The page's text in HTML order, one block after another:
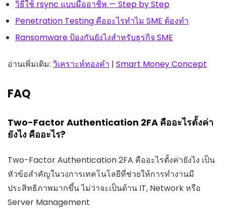
วิธีใช้ rsync แบบมืออาชีพ — Step by Step
Penetration Testing คืออะไรทำไม SME ต้องทำ
Ransomware ป้องกันยังไงสำหรับธุรกิจ SME
อ่านเพิ่มเติม: วิเคราะห์ทองคำ | Smart Money Concept
FAQ
Two-Factor Authentication 2FA คืออะไรตั้งค่า
ยังไง คืออะไร?
Two-Factor Authentication 2FA คืออะไรตั้งค่ายังไง เป็น
หัวข้อสำคัญในวงการเทคโนโลยีที่ช่วยให้การทำงานมี
ประสิทธิภาพมากขึ้น ไม่ว่าจะเป็นด้าน IT, Network หรือ
Server Management